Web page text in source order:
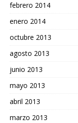
febrero 2014
enero 2014
octubre 2013
agosto 2013
junio 2013
mayo 2013
abril 2013
marzo 2013